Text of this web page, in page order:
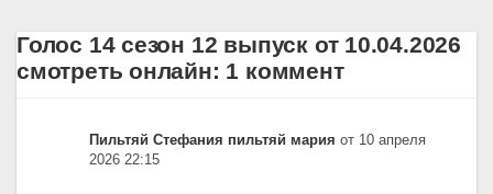
Голос 14 сезон 12 выпуск от 10.04.2026
смотреть онлайн: 1 коммент
Пильтяй Стефания пильтяй мария от 10 апреля
2026 22:15